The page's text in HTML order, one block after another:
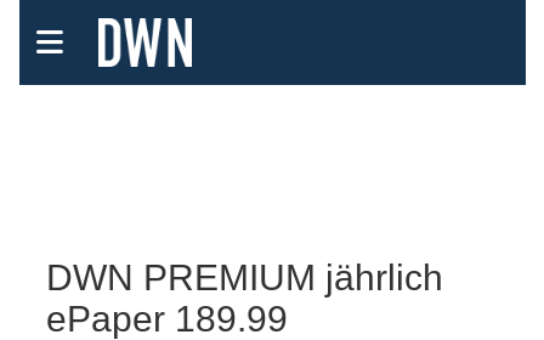
DWN PREMIUM jährlich
ePaper 189.99